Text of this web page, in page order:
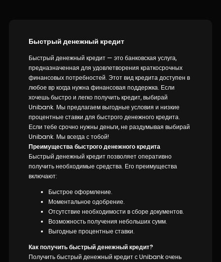
Быстрый денежный кредит
Быстрый денежный кредит — это банковская услуга,
предназначенная для удовлетворения краткосрочных
финансовых потребностей. Этот вид кредита доступен в
любое вр когда нужна финансовая поддержка. Если
хочешь быстро и легко получить кредит, выбирай
Unibank. Мы предлагаем выгодные условия и низкие
процентные ставки для быстрого денежного кредита.
Если тебе срочно нужны деньги, не раздумывая выбирай
Unibank. Мы всегда с тобой!
Преимущества быстрого денежного кредита
Быстрый денежный кредит позволяет оперативно
получить необходимые средства. Его преимущества
включают:
Быстрое оформление.
Моментальное одобрение.
Отсутствие необходимости в сборе документов.
Возможность получения небольших сумм.
Выгодные процентные ставки.
Как получить быстрый денежный кредит?
Получить быстрый денежный кредит с Unibank очень